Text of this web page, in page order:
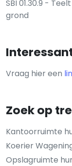
SBI 01.30.9 -
grond
Vraag hier een
Zoek op
Kantoorruimte
Koerier
Opslagruimte